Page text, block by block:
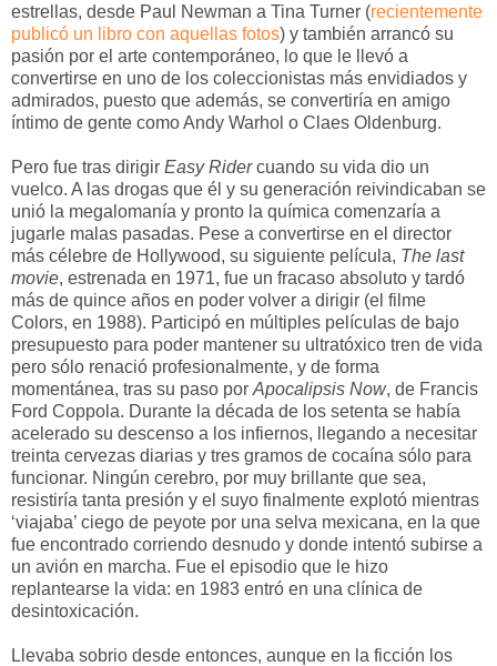
estrellas, desde Paul Newman a Tina Turner (recientemente
publicó un libro con aquellas fotos) y también arrancó su
pasión por el arte contemporáneo, lo que le llevó a
convertirse en uno de los coleccionistas más envidiados y
admirados, puesto que además, se convertiría en amigo
íntimo de gente como Andy Warhol o Claes Oldenburg.
Pero fue tras dirigir Easy Ridercuando su vida dio un
vuelco. A las drogas que él y su generación reivindicaban se
unió la megalomanía y pronto la química comenzaría a
jugarle malas pasadas. Pese a convertirse en el director
más célebre de Hollywood, su siguiente película, The last
movie, estrenada en 1971, fue un fracaso absoluto y tardó
más de quince años en poder volver a dirigir (el filme
Colors, en 1988). Participó en múltiples películas de bajo
presupuesto para poder mantener su ultratóxico tren de vida
pero sólo renació profesionalmente, y de forma
momentánea, tras su paso por Apocalipsis Now, de Francis
Ford Coppola. Durante la década de los setenta se había
acelerado su descenso a los infiernos, llegando a necesitar
treinta cervezas diarias y tres gramos de cocaína sólo para
funcionar. Ningún cerebro, por muy brillante que sea,
resistiría tanta presión y el suyo finalmente explotó mientras
‘viajaba’ ciego de peyote por una selva mexicana, en la que
fue encontrado corriendo desnudo y donde intentó subirse a
un avión en marcha. Fue el episodio que le hizo
replantearse la vida: en 1983 entró en una clínica de
desintoxicación.
Llevaba sobrio desde entonces, aunque en la ficción los